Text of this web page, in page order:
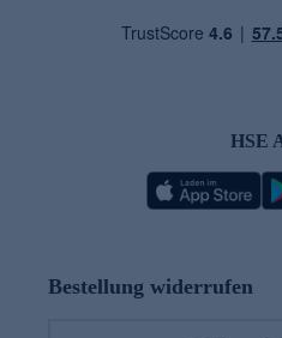
HSE
Bestellung widerrufen